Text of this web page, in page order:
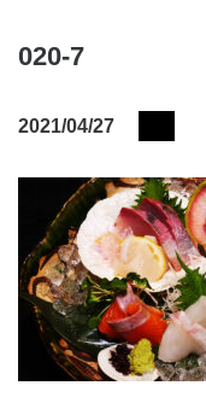
020-7
2021/04/27